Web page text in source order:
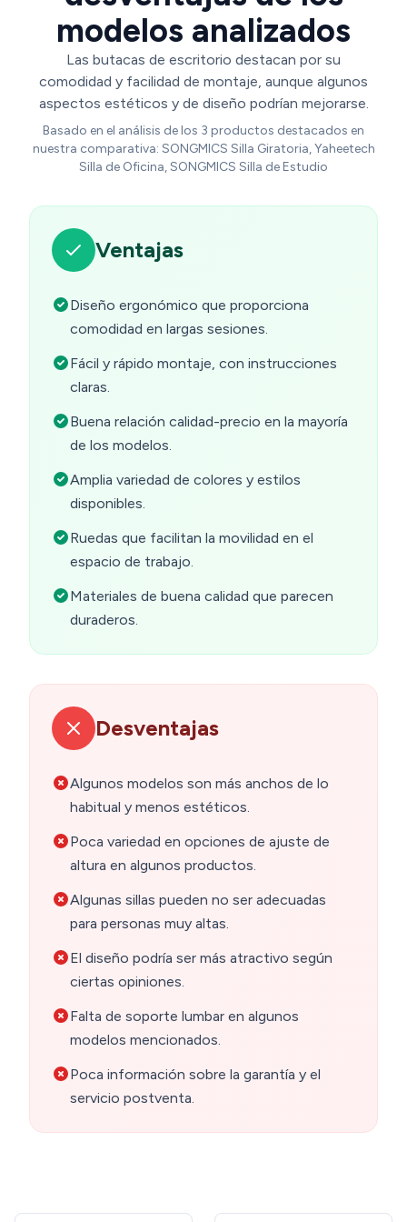
modelos analizados
Las butacas de escritorio destacan por su
comodidad y facilidad de montaje, aunque algunos
aspectos estéticos y de diseño podrían mejorarse.
Basado en el análisis de los 3 productos destacados en
nuestra comparativa: SONGMICS Silla Giratoria, Yaheetech
Silla de Oficina, SONGMICS Silla de Estudio
Ventajas
Diseño ergonómico que proporciona
comodidad en largas sesiones.
Fácil y rápido montaje, con instrucciones
claras.
Buena relación calidad-precio en la mayoría
de los modelos.
Amplia variedad de colores y estilos
disponibles.
Ruedas que facilitan la movilidad en el
espacio de trabajo.
Materiales de buena calidad que parecen
duraderos.
Desventajas
Algunos modelos son más anchos de lo
habitual y menos estéticos.
Poca variedad en opciones de ajuste de
altura en algunos productos.
Algunas sillas pueden no ser adecuadas
para personas muy altas.
El diseño podría ser más atractivo según
ciertas opiniones.
Falta de soporte lumbar en algunos
modelos mencionados.
Poca información sobre la garantía y el
servicio postventa.